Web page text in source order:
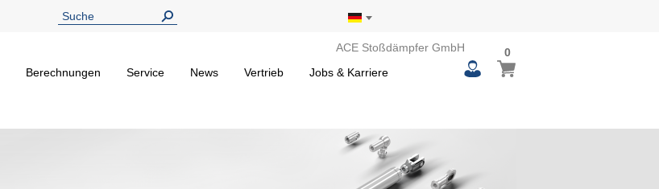
ACE Stoßdämpfer GmbH
Berechnungen Service News Vertrieb Jobs & Karriere
Mein Warenkorb
00
items